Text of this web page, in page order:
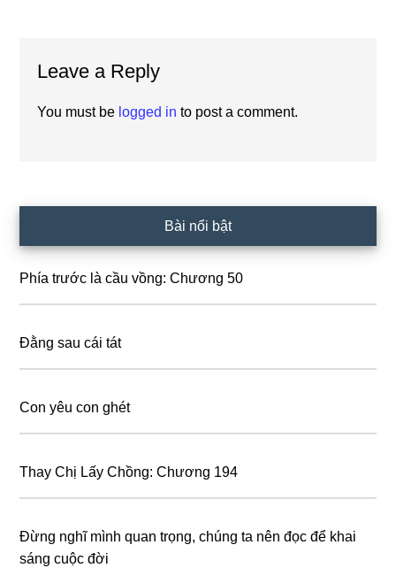
Interactions
Leave a Reply
You must be logged in to post a comment.
Sidebar
Bài nổi bật
Phía trước là cầu vồng: Chương 50
Đằng sau cái tát
Con yêu con ghét
Thay Chị Lấy Chồng: Chương 194
Đừng nghĩ mình quan trọng, chúng ta nên đọc để khai
sáng cuộc đời